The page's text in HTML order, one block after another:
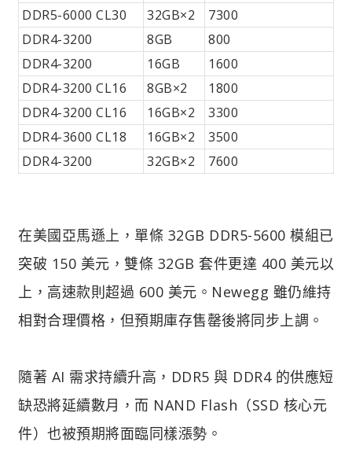
DDR5-6000 CL30
32GB×2
7300
DDR4-3200
8GB
800
DDR4-3200
16GB
1600
DDR4-3200 CL16
8GB×2
1800
DDR4-3200 CL16
16GB×2
3300
DDR4-3600 CL18
16GB×2
3500
DDR4-3200
32GB×2 7600
在美國亞馬遜上，單條 32GB DDR5-5600 模組已
突破 150 美元，雙條 32GB 套件更達 400 美元以
上，高速款則超過 600 美元。Newegg 雖仍維持
相對合理價格，但預期庫存售罄後將同步上調。
隨著 AI 需求持續升高，DDR5 與 DDR4 的供應短
缺恐將延續數月，而 NAND Flash（SSD 核心元
件）也被預期將面臨同樣漲勢。